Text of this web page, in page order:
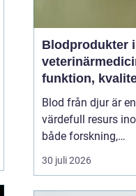
Blodprodukter
funktion,
och användning
Blod från djur är en
värdefull resurs
både forskning,
diagnostik och
veterinärmedicin.
30 juli 2026